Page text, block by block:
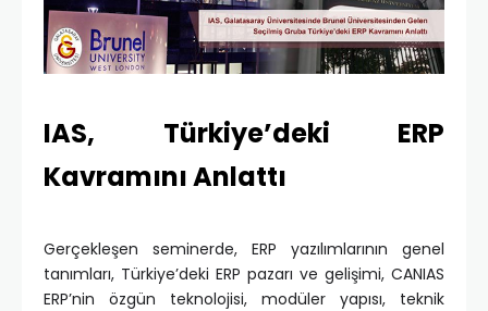
IAS, Türkiye’deki ERP
Kavramını Anlattı
Gerçekleşen seminerde, ERP yazılımlarının genel
tanımları, Türkiye’deki ERP pazarı ve gelişimi, CANIAS
ERP’nin özgün teknolojisi, modüler yapısı, teknik